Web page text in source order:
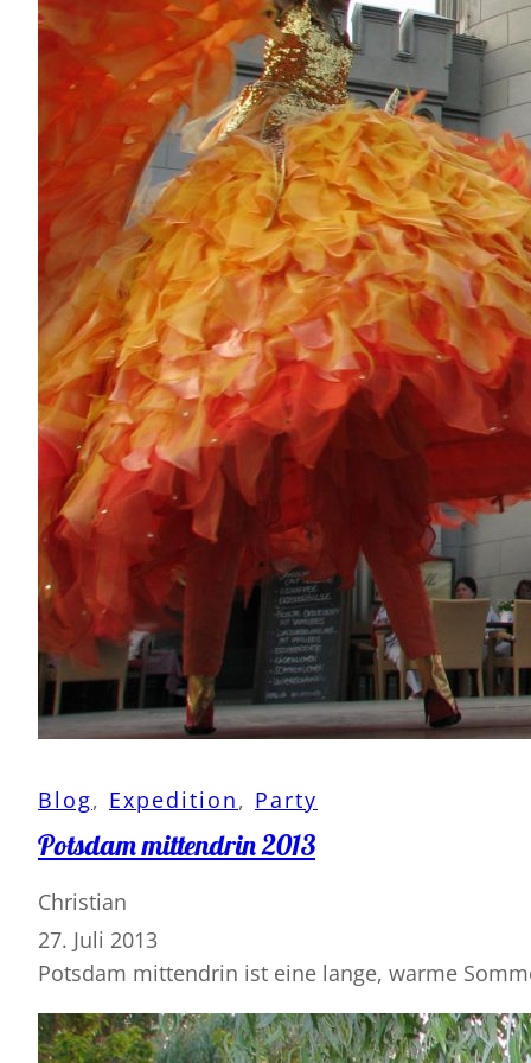
Blog, Expedition, Party
Potsdam mittendrin 2013
Christian
27. Juli 2013
Potsdam mittendrin ist eine lange, warme